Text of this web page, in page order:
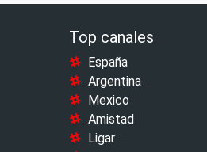
Top canales
España
Argentina
Mexico
Amistad
Ligar